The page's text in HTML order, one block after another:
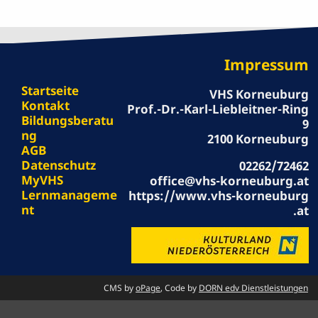
Startseite
Kontakt
Bildungsberatu
ng
AGB
Datenschutz
MyVHS
Lernmanageme
nt
Impressum
VHS Korneuburg
Prof.-Dr.-Karl-Liebleitner-Ring
9
2100 Korneuburg
02262/72462
office@vhs-korneuburg.at
https://www.vhs-korneuburg
.at
CMS byoPage, Code by DORN edv Dienstleistungen